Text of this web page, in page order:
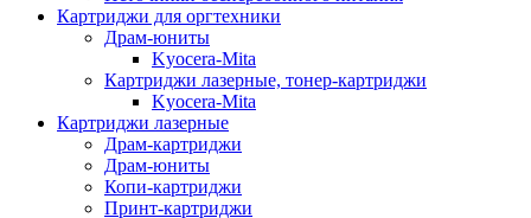
Картриджи для оргтехники
Драм-юниты
Kyocera-Mita
Картриджи лазерные, тонер-картриджи
Kyocera-Mita
Картриджи лазерные
Драм-картриджи
Драм-юниты
Копи-картриджи
Принт-картриджи